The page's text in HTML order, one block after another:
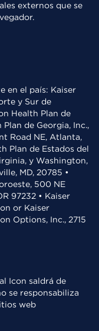
externos que se
en el país: Kaiser
y Sur de
Health Plan de
de Georgia, Inc.,
Road NE, Atlanta,
Plan de Estados del
y Washington,
MD, 20785 •
500 NE
97232 • Kaiser
or Kaiser
Options, Inc., 2715
saldrá de
se responsabiliza
web